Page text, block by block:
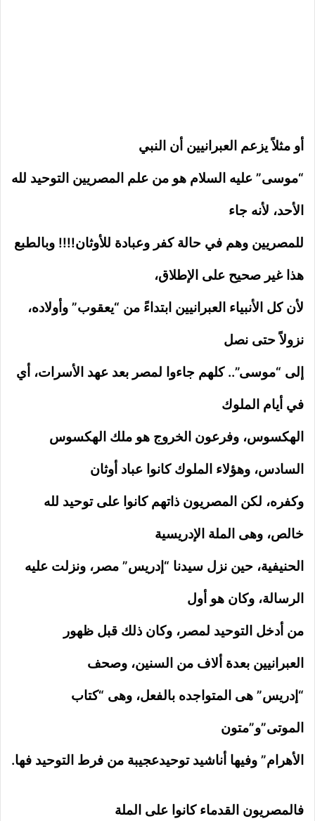
أو مثلاً يزعم العبرانيين أن النبي
“موسى” عليه السلام هو من علم المصريين التوحيد لله
الأحد، لأنه جاء
للمصريين وهم في حالة كفر وعبادة للأوثان!!!! وبالطبع
هذا غير صحيح على الإطلاق،
لأن كل الأنبياء العبرانيين ابتداءً من “يعقوب” وأولاده،
نزولاً حتى نصل
إلى “موسى”.. كلهم جاءوا لمصر بعد عهد الأسرات، أي
في أيام الملوك
الهكسوس، وفرعون الخروج هو ملك الهكسوس
السادس، وهؤلاء الملوك كانوا عباد أوثان
وكفره، لكن المصريون ذاتهم كانوا على توحيد لله
خالص، وهى الملة الإدريسية
الحنيفية، حين نزل سيدنا “إدريس” مصر، ونزلت عليه
الرسالة، وكان هو أول
من أدخل التوحيد لمصر، وكان ذلك قبل ظهور
العبرانيين بعدة ألاف من السنين، وصحف
“إدريس” هى المتواجده بالفعل، وهى “كتاب
الموتى”و”متون
الأهرام” وفيها أناشيد توحيدعجيبة من فرط التوحيد فها.
فالمصريون القدماء كانوا على الملة